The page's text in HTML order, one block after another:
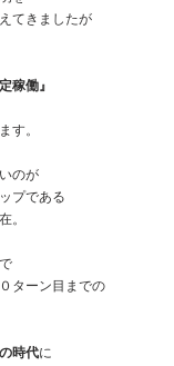
てきましたが
稼働』
す。
のが
プである
。
ターン目までの
時代に